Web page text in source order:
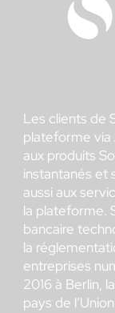
Les clients de
plateforme via
aux produits
instantanés et
aussi aux
la plateforme.
bancaire
la
entreprises
2016 à Berlin,
pays de